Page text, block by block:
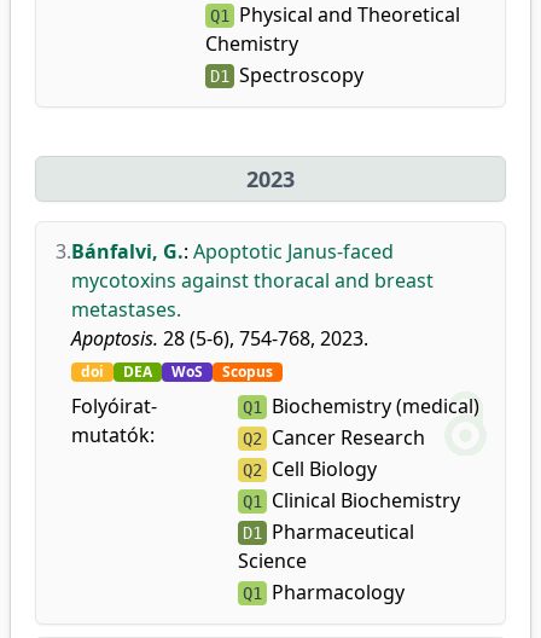
Q1
Physical and Theoretical
Chemistry
D1 Spectroscopy
2023
3.Bánfalvi, G.: Apoptotic Janus-faced
mycotoxins against thoracal and breast
metastases.
Apoptosis. 28 (5-6), 754-768, 2023.
doi DEA WoS Scopus
Folyóirat-
mutatók:
Q1 Biochemistry (medical)
Q2 Cancer Research
Q2 Cell Biology
Q1 Clinical Biochemistry
D1
Pharmaceutical
Science
Q1 Pharmacology